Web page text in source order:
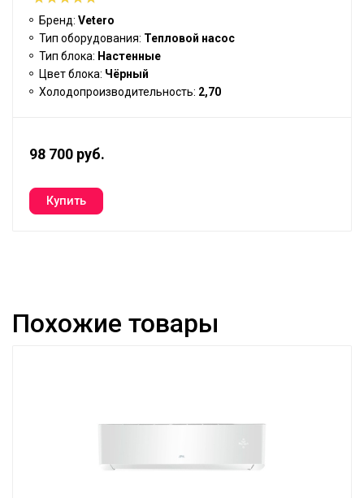
Бренд: Vetero
Тип оборудования: Тепловой насос
Тип блока: Настенные
Цвет блока: Чёрный
Холодопроизводительность: 2,70
98 700 руб.
Похожие товары